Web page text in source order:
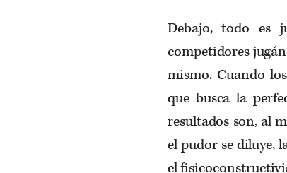
Debajo, todo es
competidores
mismo. Cuando
que busca la
resultados son, al
el pudor se diluye,
el